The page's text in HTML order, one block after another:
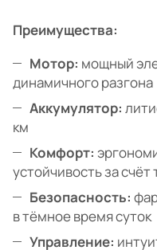
Преимущества:
Мотор: мощный
динамичного разгона
Аккумулятор:
км
Комфорт:
устойчивость за счёт
Безопасность:
в тёмное время суток
Управление: